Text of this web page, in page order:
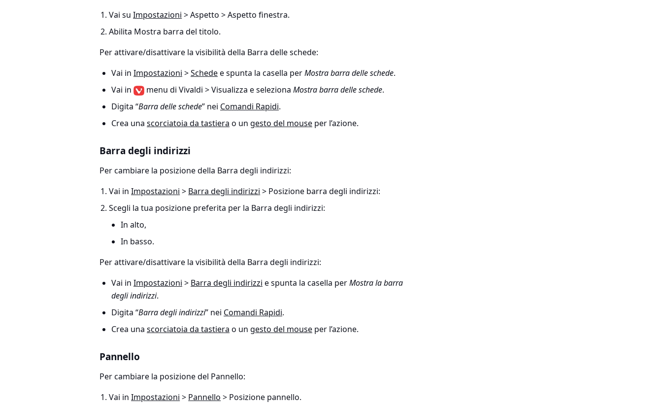
Vai suImpostazioni > Aspetto > Aspetto finestra.
Abilita Mostra barra del titolo.
Per attivare/disattivare la visibilità della Barra delle schede:
Vai in Impostazioni >Schedee spunta la casella perMostra barra delle schede.
Vai in
menu di Vivaldi > Visualizza e seleziona Mostra barra delle schede.
Digita “Barra delle schede” nei Comandi Rapidi.
Crea una scorciatoia da tastiera o un gesto del mouse per l’azione.
Barra degli indirizzi
Per cambiare la posizione della Barra degli indirizzi:
Vai inImpostazioni > Barra degli indirizzi > Posizione barra degli indirizzi:
Scegli la tua posizione preferita per la Barra degli indirizzi:
In alto,
In basso.
Per attivare/disattivare la visibilità della Barra degli indirizzi:
Vai in Impostazioni > Barra degli indirizzi e spunta la casella perMostra la barra
degli indirizzi.
Digita “Barra degli indirizzi” nei Comandi Rapidi.
Crea una scorciatoia da tastiera o un gesto del mouse per l’azione.
Pannello
Per cambiare la posizione del Pannello:
Vai inImpostazioni > Pannello > Posizione pannello.